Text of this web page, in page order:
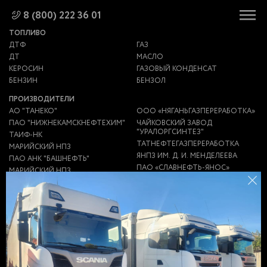
8 (800) 222 36 01
ТОПЛИВО
ДТФ
ДТ
КЕРОСИН
БЕНЗИН
ГАЗ
МАСЛО
ГАЗОВЫЙ КОНДЕНСАТ
БЕНЗОЛ
ПРОИЗВОДИТЕЛИ
АО "ТАНЕКО"
ПАО "НИЖНЕКАМСКНЕФТЕХИМ"
ТАИФ-НК
МАРИЙСКИЙ НПЗ
ПАО АНК "БАШНЕФТЬ"
МАРИЙСКИЙ НПЗ
ЯРОСЛАВСКИЙ НПЗ
ИМ.МЕНДЕЛЕЕВА (ЯНПЗ)
НПЗ "НС-ОЙЛ"
НИКОЛАЕВСКИЙ НПЗ
АНТИПИНСКИЙ НПЗ
НГДУ "ЕЛХОВНЕФТЬ"
УТНИИ ООО "ГАЗПРОМ ДОБЫЧА
УРЕНГОЙ"
ООО «НЯГАНЬГАЗПЕРЕРАБОТКА»
ЧАЙКОВСКИЙ ЗАВОД
"УРАЛОРГСИНТЕЗ"
ТАТНЕФТЕГАЗПЕРЕРАБОТКА
ЯНПЗ ИМ. Д. И. МЕНДЕЛЕЕВА
ПАО «СЛАВНЕФТЬ-ЯНОС»
ООО "ГСМ-ЛОГИСТИКА"
ЗАВОД НЗНП
ЗАВОД ЭКОТОН
ГАЗПРОМ
НПЗ
НЕФТЕБАЗА